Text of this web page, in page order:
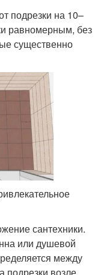
подрезки на 10–
равномерным, без
существенно
сантехники.
или душевой
между